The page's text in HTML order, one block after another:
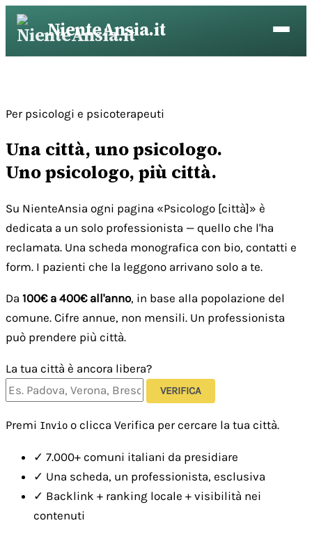
Vai
contenuto
NienteAnsia.it
Per psicologi e psicoterapeuti
Una città, uno psicologo.
Uno psicologo, più città.
Su NienteAnsia ogni pagina «Psicologo [città]» è
dedicata a un solo professionista — quello che l'ha
reclamata. Una scheda monografica con bio, contatti e
form. I pazienti che la leggono arrivano solo a te.
Da 100€ a 400€ all'anno, in base alla popolazione del
comune. Cifre annue, non mensili. Un professionista
può prendere più città.
La tua città è ancora libera?
VERIFICA
Premi Invio o clicca Verifica per cercare la tua città.
✓ 7.000+ comuni italiani da presidiare
✓ Una scheda, un professionista, esclusiva
✓ Backlink + ranking locale + visibilità nei
contenuti